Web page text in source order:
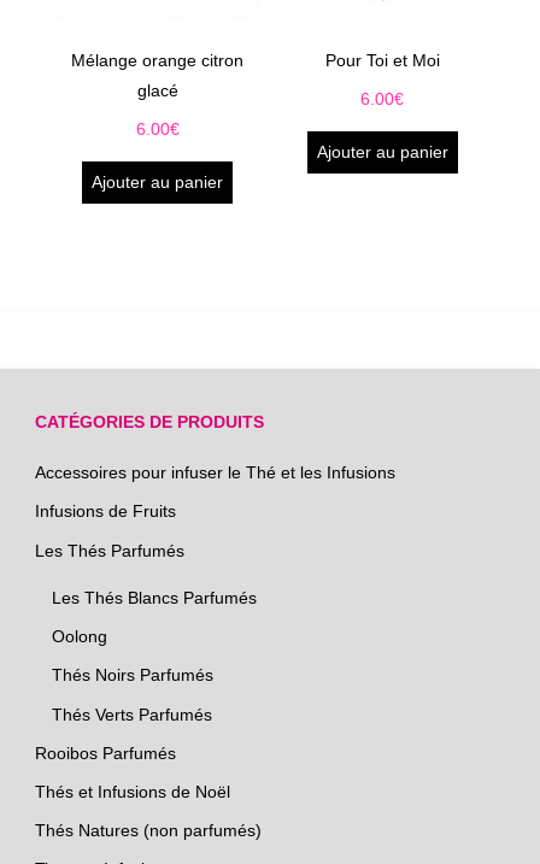
Mélange orange citron
glacé
6.00€
Ajouter au panier
Pour Toi et Moi
6.00€
Ajouter au panier
CATÉGORIES DE PRODUITS
Accessoires pour infuser le Thé et les Infusions
Infusions de Fruits
Les Thés Parfumés
Les Thés Blancs Parfumés
Oolong
Thés Noirs Parfumés
Thés Verts Parfumés
Rooibos Parfumés
Thés et Infusions de Noël
Thés Natures (non parfumés)